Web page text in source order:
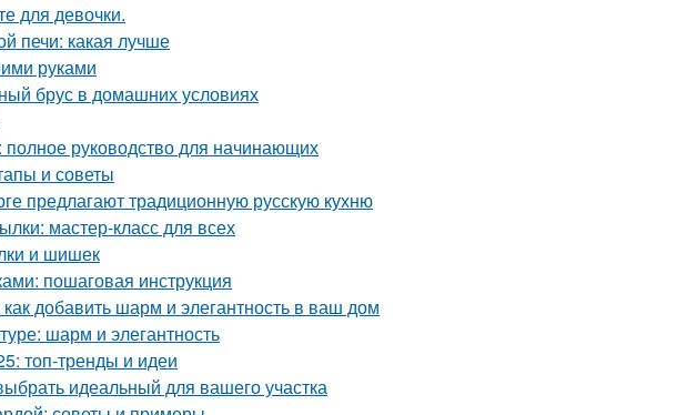
для девочки.
печи: какая лучше
руками
брус в домашних условиях
руководство для начинающих
и советы
предлагают традиционную русскую кухню
мастер-класс для всех
и шишек
пошаговая инструкция
добавить шарм и элегантность в ваш дом
шарм и элегантность
топ-тренды и идеи
идеальный для вашего участка